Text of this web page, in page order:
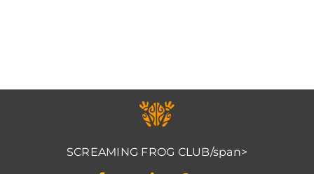
SCREAMING FROG CLUB/span>